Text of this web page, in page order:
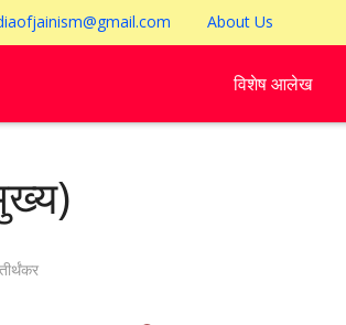
About Us
विशेष आलेख
तीर्थंकर